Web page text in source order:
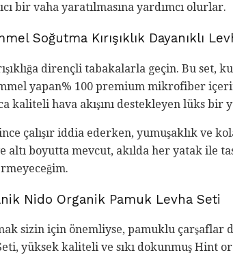
bir vaha yaratılmasına yardımcı olurlar.
Soğutma Kırışıklık Dayanıklı
dirençli tabakalarla geçin. Bu set,
yapan% 100 premium mikrofiber
kaliteli hava akışını destekleyen lüks bir
çalışır iddia ederken, yumuşaklık ve
boyutta mevcut, akılda her yatak ile
Nido Organik Pamuk Levha Seti
sizin için önemliyse, pamuklu çarşaflar
yüksek kaliteli ve sıkı dokunmuş Hint